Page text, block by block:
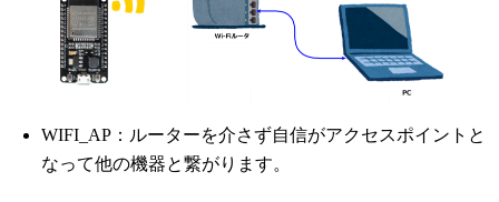
WIFI_AP：ルーターを介さず自信がアクセスポイントと
なって他の機器と繋がります。